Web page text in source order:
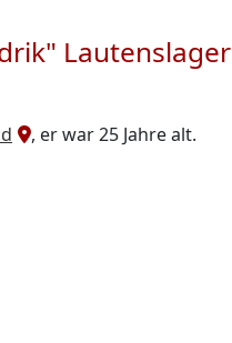
Lautenslager
, er war 25 Jahre alt.